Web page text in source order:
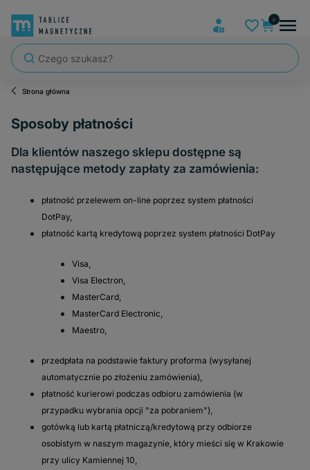
Strona główna
Sposoby płatności
Dla klientów naszego sklepu dostępne są
następujące metody zapłaty za zamówienia:
płatność przelewem on-line poprzez system płatności
DotPay,
płatność kartą kredytową poprzez system płatności DotPay
Visa,
Visa Electron,
MasterCard,
MasterCard Electronic,
Maestro,
przedpłata na podstawie faktury proforma (wysyłanej
automatycznie po złożeniu zamówienia),
płatność kurierowi podczas odbioru zamówienia (w
przypadku wybrania opcji "za pobraniem"),
gotówką lub kartą płatniczą/kredytową przy odbiorze
osobistym w naszym magazynie, który mieści się w Krakowie
przy ulicy Kamiennej 10,